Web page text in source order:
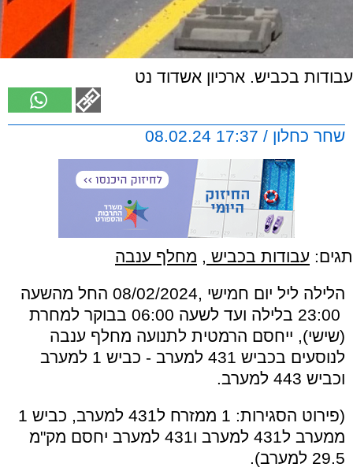
עבודות בכביש. ארכיון אשדוד נט
שחר כחלון / 17:37 08.02.24
תגים: עבודות בכביש , מחלף ענבה
הלילה ליל יום חמישי ,08/02/2024 החל מהשעה
23:00 בלילה ועד לשעה 06:00 בבוקר למחרת
(שישי), ייחסם הרמטית לתנועה מחלף ענבה
לנוסעים בכביש 431 למערב - כביש 1 למערב
וכביש 443 למערב.
(פירוט הסגירות: 1 ממזרח ל431 למערב, כביש 1
ממערב ל431 למערב ו431 למערב יחסם מק"מ
29.5 למערב).